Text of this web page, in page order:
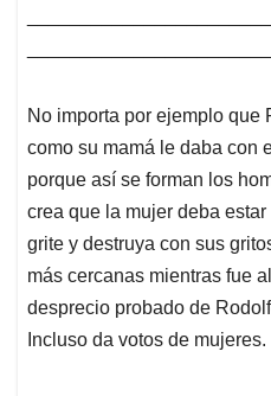
No importa por ejemplo que
como su mamá le daba con
porque así se forman los
crea que la mujer deba
grite y destruya con sus
más cercanas mientras fue
desprecio probado de
Incluso da votos de mujeres.